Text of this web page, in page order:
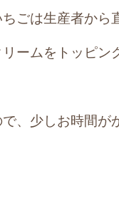
ごは生産者から
ームをトッピン
、少しお時間が